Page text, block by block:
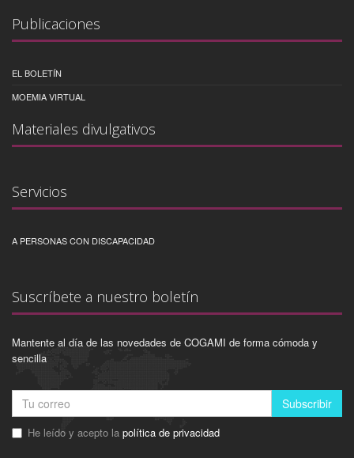
Publicaciones
EL BOLETÍN
MOEMIA VIRTUAL
Materiales divulgativos
Servicios
A PERSONAS CON DISCAPACIDAD
Suscríbete a nuestro boletín
Mantente al día de las novedades de COGAMI de forma cómoda y
sencilla
Subscribir
He leído y acepto la política de privacidad